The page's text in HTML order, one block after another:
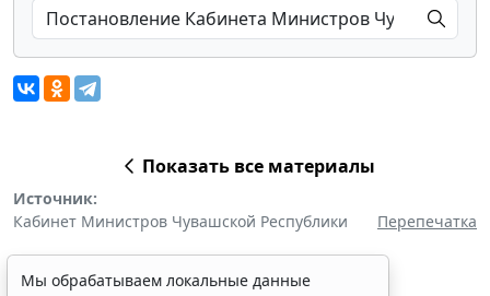
Показать все материалы
Источник:
Кабинет Министров Чувашской Республики
Перепечатка
Мы обрабатываем локальные данные